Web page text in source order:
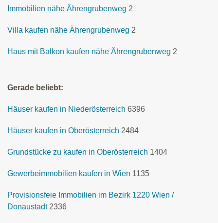
Immobilien nähe Ährengrubenweg 2
Villa kaufen nähe Ährengrubenweg 2
Haus mit Balkon kaufen nähe Ährengrubenweg 2
Gerade beliebt:
Häuser kaufen in Niederösterreich 6396
Häuser kaufen in Oberösterreich 2484
Grundstücke zu kaufen in Oberösterreich 1404
Gewerbeimmobilien kaufen in Wien 1135
Provisionsfeie Immobilien im Bezirk 1220 Wien /
Donaustadt 2336